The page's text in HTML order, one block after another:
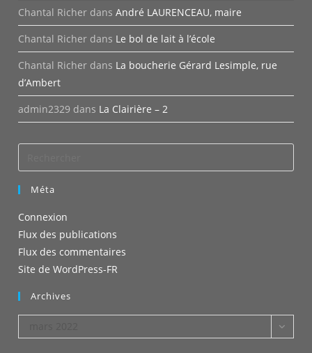
Chantal Richer dansAndré LAURENCEAU, maire
Chantal Richer dans Le bol de lait à l’école
Chantal Richer dans La boucherie Gérard Lesimple, rue
d’Ambert
admin2329 dans La Clairière – 2
Méta
Connexion
Flux des publications
Flux des commentaires
Site de WordPress-FR
Archives